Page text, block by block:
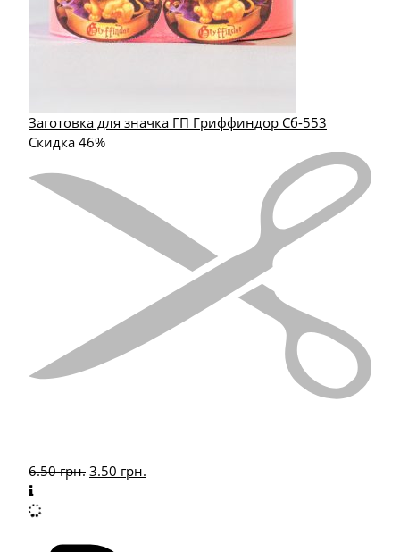
Заготовка для значка ГП Гриффиндор Сб-553
Скидка 46%
6.50грн. 3.50 грн.